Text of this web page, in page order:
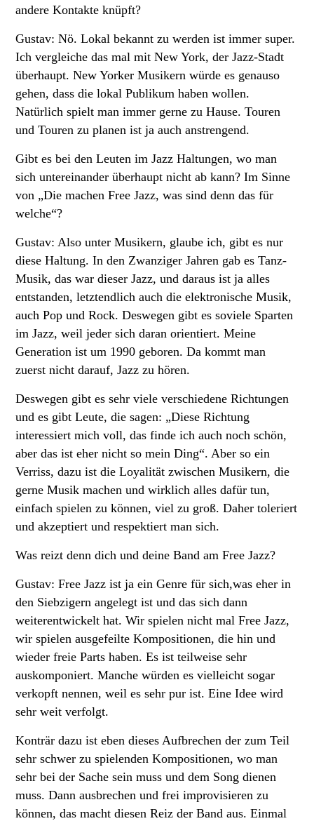
andere Kontakte knüpft?
Gustav: Nö. Lokal bekannt zu werden ist immer super.
Ich vergleiche das mal mit New York, der Jazz-Stadt
überhaupt. New Yorker Musikern würde es genauso
gehen, dass die lokal Publikum haben wollen.
Natürlich spielt man immer gerne zu Hause. Touren
und Touren zu planen ist ja auch anstrengend.
Gibt es bei den Leuten im Jazz Haltungen, wo man
sich untereinander überhaupt nicht ab kann? Im Sinne
von „Die machen Free Jazz, was sind denn das für
welche“?
Gustav: Also unter Musikern, glaube ich, gibt es nur
diese Haltung. In den Zwanziger Jahren gab es Tanz-
Musik, das war dieser Jazz, und daraus ist ja alles
entstanden, letztendlich auch die elektronische Musik,
auch Pop und Rock. Deswegen gibt es soviele Sparten
im Jazz, weil jeder sich daran orientiert. Meine
Generation ist um 1990 geboren. Da kommt man
zuerst nicht darauf, Jazz zu hören.
Deswegen gibt es sehr viele verschiedene Richtungen
und es gibt Leute, die sagen: „Diese Richtung
interessiert mich voll, das finde ich auch noch schön,
aber das ist eher nicht so mein Ding“. Aber so ein
Verriss, dazu ist die Loyalität zwischen Musikern, die
gerne Musik machen und wirklich alles dafür tun,
einfach spielen zu können, viel zu groß. Daher toleriert
und akzeptiert und respektiert man sich.
Was reizt denn dich und deine Band am Free Jazz?
Gustav: Free Jazz ist ja ein Genre für sich,was eher in
den Siebzigern angelegt ist und das sich dann
weiterentwickelt hat. Wir spielen nicht mal Free Jazz,
wir spielen ausgefeilte Kompositionen, die hin und
wieder freie Parts haben. Es ist teilweise sehr
auskomponiert. Manche würden es vielleicht sogar
verkopft nennen, weil es sehr pur ist. Eine Idee wird
sehr weit verfolgt.
Konträr dazu ist eben dieses Aufbrechen der zum Teil
sehr schwer zu spielenden Kompositionen, wo man
sehr bei der Sache sein muss und dem Song dienen
muss. Dann ausbrechen und frei improvisieren zu
können, das macht diesen Reiz der Band aus. Einmal